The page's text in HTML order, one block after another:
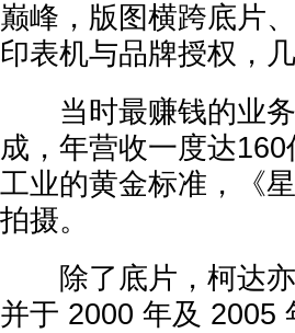
巅峰，版图横跨底片
印表机与品牌授权，
当时最赚钱的业务
成，年营收一度达
工业的黄金标准，《
拍摄。
除了底片，柯达亦
并于 2000 年及 2005